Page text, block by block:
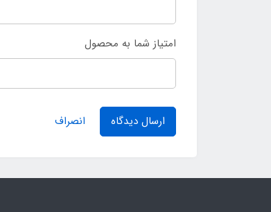
امتیاز شما به محصول
ارسال دیدگاه انصراف